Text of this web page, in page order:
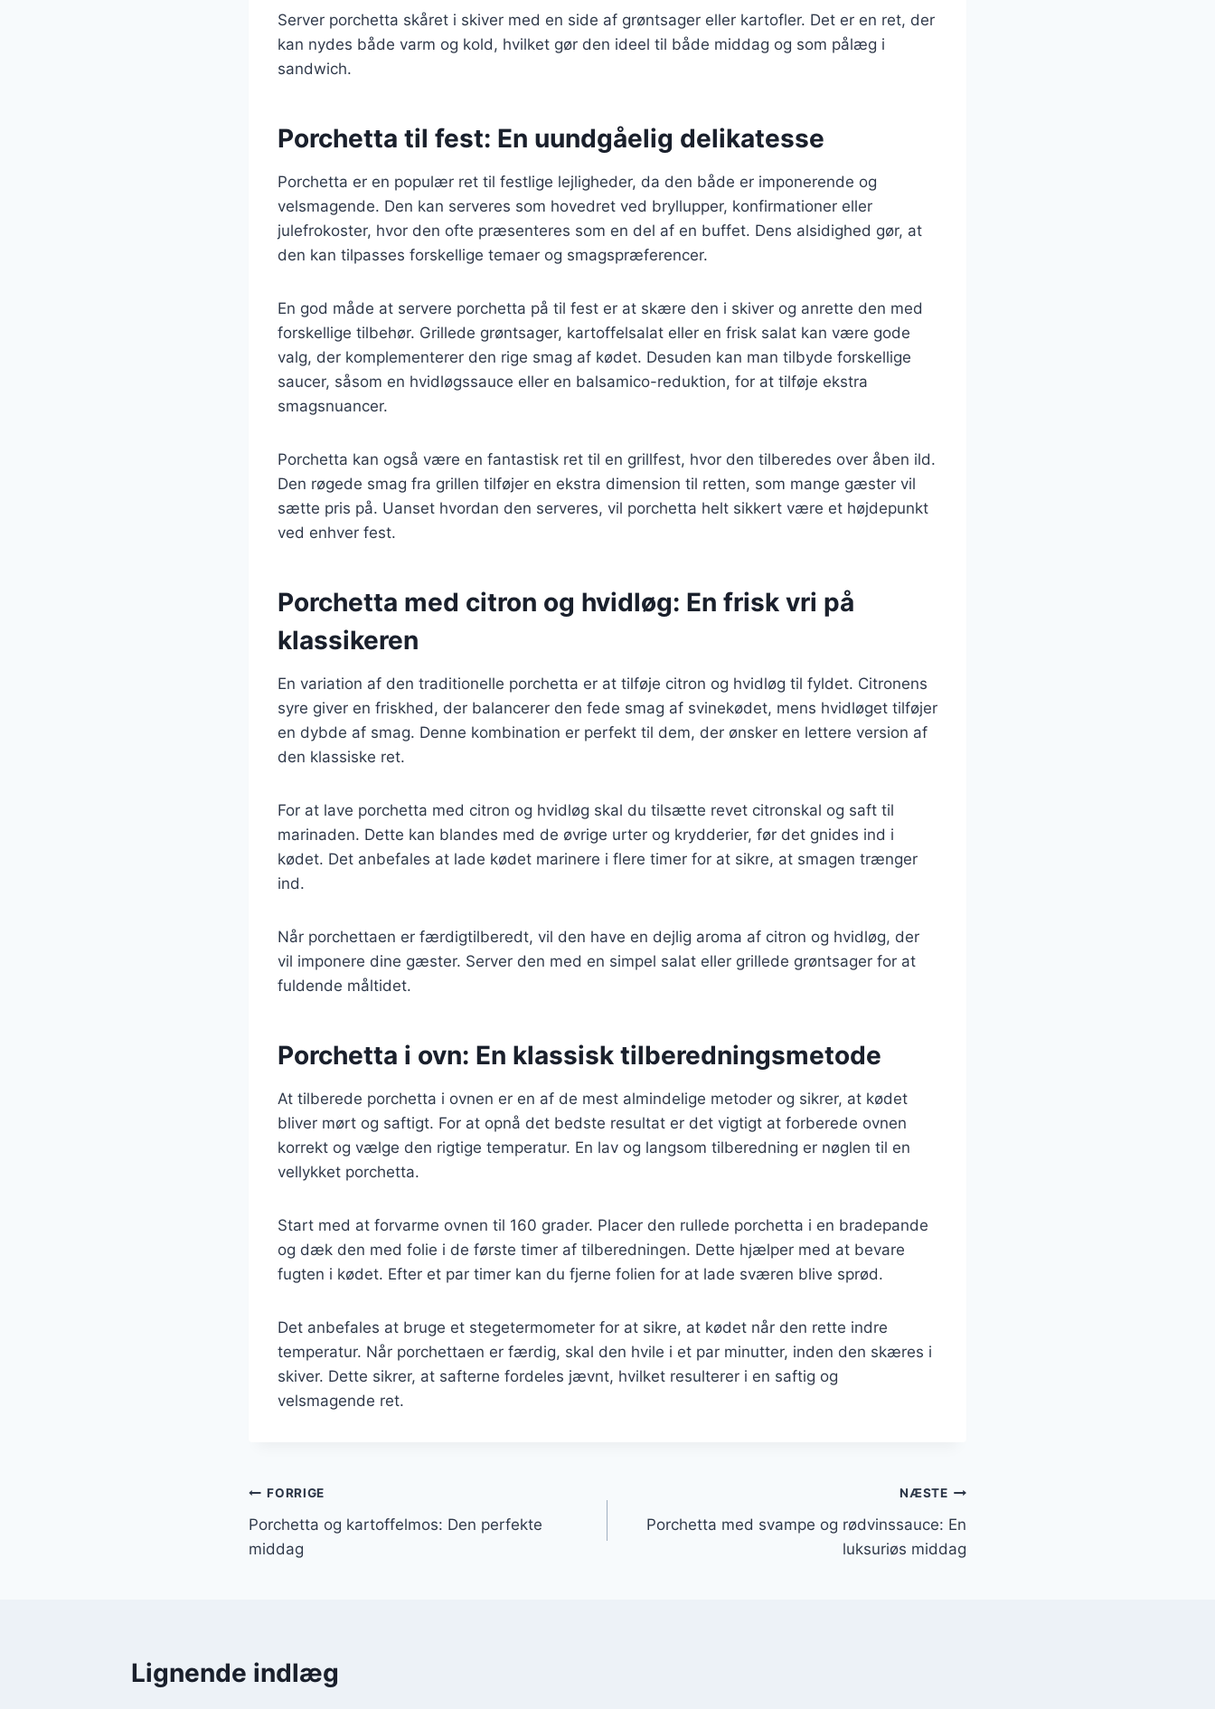
Server porchetta skåret i skiver med en side af grøntsager eller kartofler. Det er en ret, der
kan nydes både varm og kold, hvilket gør den ideel til både middag og som pålæg i
sandwich.
Porchetta til fest: En uundgåelig delikatesse
Porchetta er en populær ret til festlige lejligheder, da den både er imponerende og
velsmagende. Den kan serveres som hovedret ved bryllupper, konfirmationer eller
julefrokoster, hvor den ofte præsenteres som en del af en buffet. Dens alsidighed gør, at
den kan tilpasses forskellige temaer og smagspræferencer.
En god måde at servere porchetta på til fest er at skære den i skiver og anrette den med
forskellige tilbehør. Grillede grøntsager, kartoffelsalat eller en frisk salat kan være gode
valg, der komplementerer den rige smag af kødet. Desuden kan man tilbyde forskellige
saucer, såsom en hvidløgssauce eller en balsamico-reduktion, for at tilføje ekstra
smagsnuancer.
Porchetta kan også være en fantastisk ret til en grillfest, hvor den tilberedes over åben ild.
Den røgede smag fra grillen tilføjer en ekstra dimension til retten, som mange gæster vil
sætte pris på. Uanset hvordan den serveres, vil porchetta helt sikkert være et højdepunkt
ved enhver fest.
Porchetta med citron og hvidløg: En frisk vri på
klassikeren
En variation af den traditionelle porchetta er at tilføje citron og hvidløg til fyldet. Citronens
syre giver en friskhed, der balancerer den fede smag af svinekødet, mens hvidløget tilføjer
en dybde af smag. Denne kombination er perfekt til dem, der ønsker en lettere version af
den klassiske ret.
For at lave porchetta med citron og hvidløg skal du tilsætte revet citronskal og saft til
marinaden. Dette kan blandes med de øvrige urter og krydderier, før det gnides ind i
kødet. Det anbefales at lade kødet marinere i flere timer for at sikre, at smagen trænger
ind.
Når porchettaen er færdigtilberedt, vil den have en dejlig aroma af citron og hvidløg, der
vil imponere dine gæster. Server den med en simpel salat eller grillede grøntsager for at
fuldende måltidet.
Porchetta i ovn: En klassisk tilberedningsmetode
At tilberede porchetta i ovnen er en af de mest almindelige metoder og sikrer, at kødet
bliver mørt og saftigt. For at opnå det bedste resultat er det vigtigt at forberede ovnen
korrekt og vælge den rigtige temperatur. En lav og langsom tilberedning er nøglen til en
vellykket porchetta.
Start med at forvarme ovnen til 160 grader. Placer den rullede porchetta i en bradepande
og dæk den med folie i de første timer af tilberedningen. Dette hjælper med at bevare
fugten i kødet. Efter et par timer kan du fjerne folien for at lade sværen blive sprød.
Det anbefales at bruge et stegetermometer for at sikre, at kødet når den rette indre
temperatur. Når porchettaen er færdig, skal den hvile i et par minutter, inden den skæres i
skiver. Dette sikrer, at safterne fordeles jævnt, hvilket resulterer i en saftig og
velsmagende ret.
Indlægsnavigation
FORRIGE
Porchetta og kartoffelmos: Den perfekte
middag
NÆSTE
Porchetta med svampe og rødvinssauce: En
luksuriøs middag
Lignende indlæg